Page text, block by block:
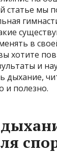
статье мы
в
хотите
и
дыхание,
и полезно.